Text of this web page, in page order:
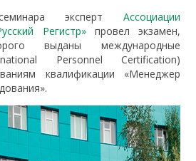
эксперт Ассоциации
Регистр»провел экзамен,
выданы международные
Personnel Certification)
квалификации «Менеджер